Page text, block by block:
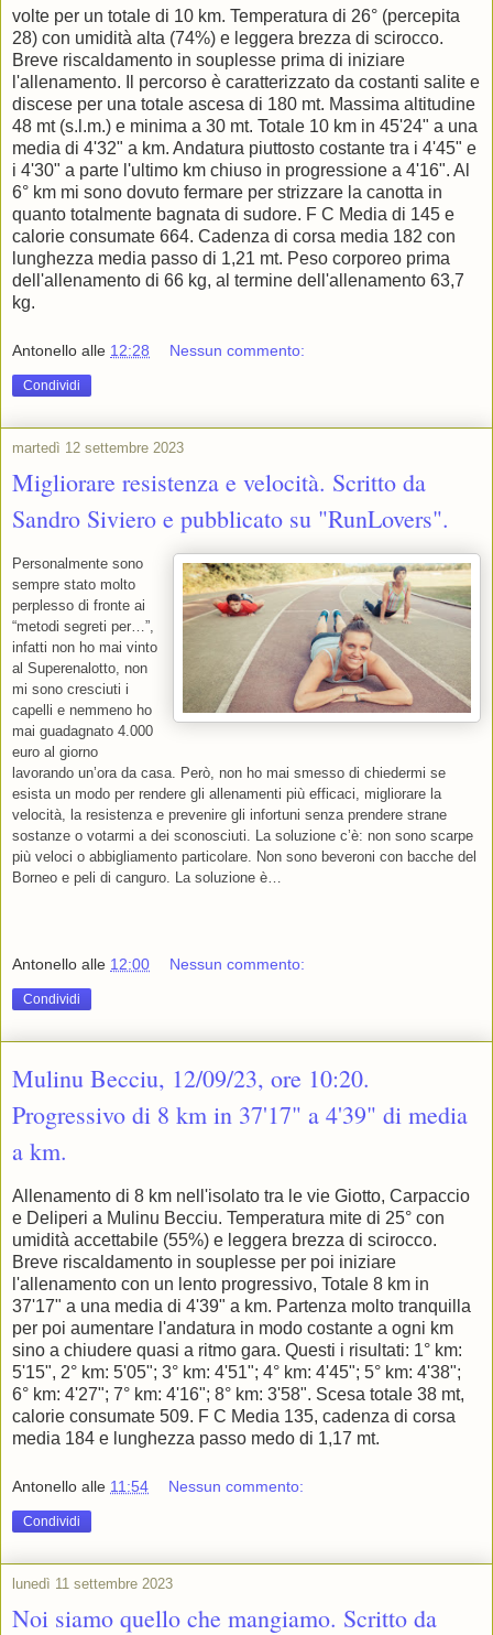
volte per un totale di 10 km. Temperatura di 26° (percepita
28) con umidità alta (74%) e leggera brezza di scirocco.
Breve riscaldamento in souplesse prima di iniziare
l'allenamento. Il percorso è caratterizzato da costanti salite e
discese per una totale ascesa di 180 mt. Massima altitudine
48 mt (s.l.m.) e minima a 30 mt. Totale 10 km in 45'24" a una
media di 4'32" a km. Andatura piuttosto costante tra i 4'45" e
i 4'30" a parte l'ultimo km chiuso in progressione a 4'16". Al
6° km mi sono dovuto fermare per strizzare la canotta in
quanto totalmente bagnata di sudore. F C Media di 145 e
calorie consumate 664. Cadenza di corsa media 182 con
lunghezza media passo di 1,21 mt. Peso corporeo prima
dell'allenamento di 66 kg, al termine dell'allenamento 63,7
kg.
Antonello alle 12:28 Nessun commento:
Condividi
martedì 12 settembre 2023
Migliorare resistenza e velocità. Scritto da
Sandro Siviero e pubblicato su "RunLovers".
Personalmente sono
sempre stato molto
perplesso di fronte ai
“metodi segreti per…”,
infatti non ho mai vinto
al Superenalotto, non
mi sono cresciuti i
capelli e nemmeno ho
mai guadagnato 4.000
euro al giorno
lavorando un’ora da casa. Però, non ho mai smesso di chiedermi se
esista un modo per rendere gli allenamenti più efficaci, migliorare la
velocità, la resistenza e prevenire gli infortuni senza prendere strane
sostanze o votarmi a dei sconosciuti. La soluzione c’è: non sono scarpe
più veloci o abbigliamento particolare. Non sono beveroni con bacche del
Borneo e peli di canguro. La soluzione è…
Antonello alle 12:00 Nessun commento:
Condividi
Mulinu Becciu, 12/09/23, ore 10:20.
Progressivo di 8 km in 37'17" a 4'39" di media
a km.
Allenamento di 8 km nell'isolato tra le vie Giotto, Carpaccio
e Deliperi a Mulinu Becciu. Temperatura mite di 25° con
umidità accettabile (55%) e leggera brezza di scirocco.
Breve riscaldamento in souplesse per poi iniziare
l'allenamento con un lento progressivo, Totale 8 km in
37'17" a una media di 4'39" a km. Partenza molto tranquilla
per poi aumentare l'andatura in modo costante a ogni km
sino a chiudere quasi a ritmo gara. Questi i risultati: 1° km:
5'15", 2° km: 5'05"; 3° km: 4'51"; 4° km: 4'45"; 5° km: 4'38";
6° km: 4'27"; 7° km: 4'16"; 8° km: 3'58". Scesa totale 38 mt,
calorie consumate 509. F C Media 135, cadenza di corsa
media 184 e lunghezza passo medo di 1,17 mt.
Antonello alle 11:54 Nessun commento:
Condividi
lunedì 11 settembre 2023
Noi siamo quello che mangiamo. Scritto da